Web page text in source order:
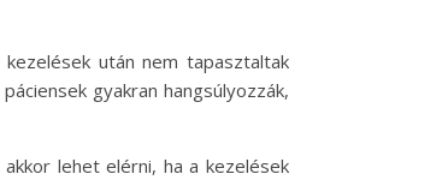
után nem tapasztaltak
gyakran hangsúlyozzák,
lehet elérni, ha a kezelések